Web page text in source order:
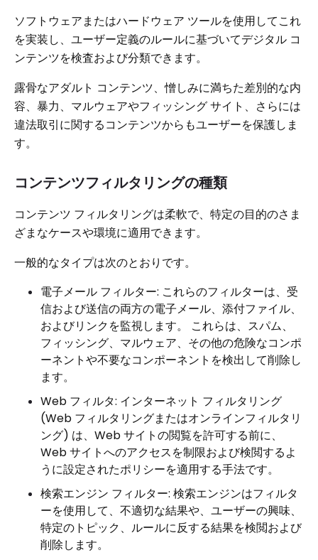
ソフトウェアまたはハードウェア ツールを使用してこれ
を実装し、ユーザー定義のルールに基づいてデジタル コ
ンテンツを検査および分類できます。
露骨なアダルト コンテンツ、憎しみに満ちた差別的な内
容、暴力、マルウェアやフィッシング サイト、さらには
違法取引に関するコンテンツからもユーザーを保護しま
す。
コンテンツフィルタリングの種類
コンテンツ フィルタリングは柔軟で、特定の目的のさま
ざまなケースや環境に適用できます。
一般的なタイプは次のとおりです。
電子メール フィルター: これらのフィルターは、受
信および送信の両方の電子メール、添付ファイル、
およびリンクを監視します。 これらは、スパム、
フィッシング、マルウェア、その他の危険なコンポ
ーネントや不要なコンポーネントを検出して削除し
ます。
Web フィルタ: インターネット フィルタリング
(Web フィルタリングまたはオンラインフィルタリ
ング) は、Web サイトの閲覧を許可する前に、
Web サイトへのアクセスを制限および検閲するよ
うに設定されたポリシーを適用する手法です。
検索エンジン フィルター: 検索エンジンはフィルタ
ーを使用して、不適切な結果や、ユーザーの興味、
特定のトピック、ルールに反する結果を検閲および
削除します。